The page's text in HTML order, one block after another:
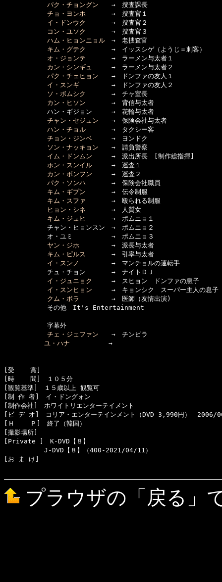
パク・チョングン →　捜査課長
チョ・ヨンホ →　捜査官１
イ・ドンウク
→　捜査官２
コン・ユソク
→　捜査官３
ハム・ヒョンニョル →　老捜査官
キム・グテク
→　イッスシゲ（ようじ＝刺客）
オ・ジョンテ →　ラーメン与太者１
カン・シンギュ
→　ラーメン与太者２
パク・チェヒョン →　ドンファの友人１
イ・スンギ →　ドンファの友人２
ソ・ボムシク
→　チャ室長
カン・ヒソン →　背信与太者
      　　　ハン・ギジョン　　　→　花輪与太者
チャン・セジュン →　保険会社与太者
ハン・チョル →　タクシー客
チョン・ジンベ →　ヨンドク
ソン・ナッキョン →　請負警察
イム・ドンムン →　派出所長　[制作総指揮]
ホン・スンイル →　巡査１
カン・ボンフン →　巡査２
パク・ソンハ →　保険会社職員
キム・ギプン →　伝令制服
キム・スファ →　殴られる制服
ヒョン・シネ →　人質女
キム・ジュヒ
→　ポムニョ１
      　　　チャン・ヒョンスン　→　ポムニョ２
      　　　オ・ユミ　　　　　　→　ポムニョ３
ヤン・ジホ →　派長与太者
キム・ピルス →　引率与太者
イ・スンノ
→　マンチョルの運転手
      　　　チュ・チョン　　　　→　ナイトＤＪ
イ・ジュニョク
→　スヒョン　ドンファの息子
イ・スンヒョン →　キョンシク　スーパー主人の息子
クム・ボラ
→　医師（友情出演)
      　　　その他　It's Entertainment
      　　　字幕外
チェ・ジェファン →　チンピラ
ユ・ハナ →
[受    賞]
[時    間]　１０５分
[観覧基準]　１５歳以上 観覧可
[制 作 者]　イ・ドングォン
[制作会社]　ホワイトリエンターテイメント
[ビ デ オ]　コリア・エンターテインメント（DVD 3,990円）　2006/
[Ｈ    Ｐ]　終了（韓国）
[撮影場所]
[Private ]　K-DVD【８】
  　　　　　J-DVD【８】（400-2021/04/11）
[お ま け]
プラウザの「戻る」